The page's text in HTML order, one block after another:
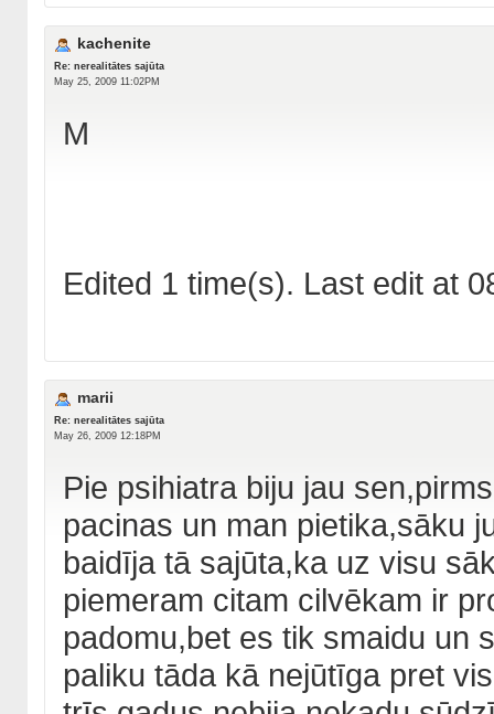
kachenite
Re: nerealitātes sajūta
May 25, 2009 11:02PM
M
Edited 1 time(s). Last edit at
marii
Re: nerealitātes sajūta
May 26, 2009 12:18PM
Pie psihiatra biju jau
pacinas un man pietika,sāku
baidīja tā sajūta,ka uz visu
piemeram citam cilvēkam ir
padomu,bet es tik smaidu un
paliku tāda kā nejūtīga pret